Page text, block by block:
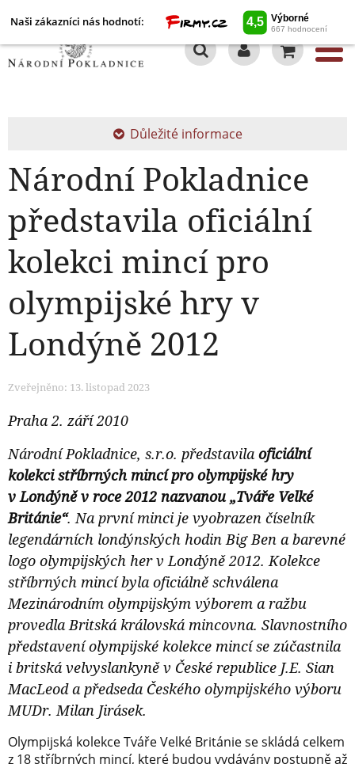
Naši zákazníci nás hodnotí:
Důležité informace
Národní Pokladnice
představila oficiální
kolekci mincí pro
olympijské hry v
Londýně 2012
Zveřejněno: 13. listopad 2023
Praha 2. září 2010
Národní Pokladnice, s.r.o. představilaoficiální
kolekci stříbrných mincí pro olympijské hry
v Londýně v roce 2012 nazvanou „Tváře Velké
Británie“. Na první minci je vyobrazen číselník
legendárních londýnských hodin Big Ben a barevné
logo olympijských her v Londýně 2012. Kolekce
stříbrných mincí byla oficiálně schválena
Mezinárodním olympijským výborem a ražbu
provedla Britská královská mincovna. Slavnostního
představení olympijské kolekce mincí se zúčastnila
i britská velvyslankyně v České republice J.E. Sian
MacLeod a předseda Českého olympijského výboru
MUDr. Milan Jirásek.
Olympijská kolekce Tváře Velké Británie se skládá celkem
z 18 stříbrných mincí, které budou vydávány postupně až